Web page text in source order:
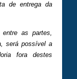
de entrega da
entre as partes,
será possível a
fora destes